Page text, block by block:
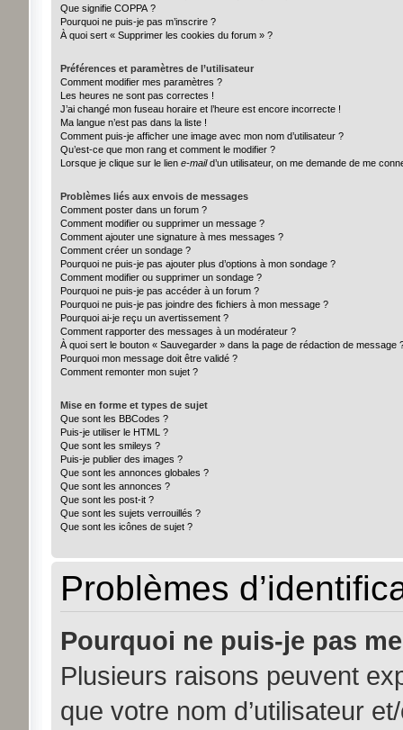
Que signifie COPPA ?
Pourquoi ne puis-je pas m’inscrire ?
À quoi sert « Supprimer les cookies du forum » ?
Préférences et paramètres de l’utilisateur
Comment modifier mes paramètres ?
Les heures ne sont pas correctes !
J’ai changé mon fuseau horaire et l’heure est encore incorrecte !
Ma langue n’est pas dans la liste !
Comment puis-je afficher une image avec mon nom d’utilisateur ?
Qu’est-ce que mon rang et comment le modifier ?
Lorsque je clique sur le lien e-maild’un utilisateur, on me demande de me
Problèmes liés aux envois de messages
Comment poster dans un forum ?
Comment modifier ou supprimer un message ?
Comment ajouter une signature à mes messages ?
Comment créer un sondage ?
Pourquoi ne puis-je pas ajouter plus d’options à mon sondage ?
Comment modifier ou supprimer un sondage ?
Pourquoi ne puis-je pas accéder à un forum ?
Pourquoi ne puis-je pas joindre des fichiers à mon message ?
Pourquoi ai-je reçu un avertissement ?
Comment rapporter des messages à un modérateur ?
À quoi sert le bouton « Sauvegarder » dans la page de rédaction de message
Pourquoi mon message doit être validé ?
Comment remonter mon sujet ?
Mise en forme et types de sujet
Que sont les BBCodes ?
Puis-je utiliser le HTML ?
Que sont les smileys ?
Puis-je publier des images ?
Que sont les annonces globales ?
Que sont les annonces ?
Que sont les post-it ?
Que sont les sujets verrouillés ?
Que sont les icônes de sujet ?
Problèmes
Pourquoi ne puis-je pas
Plusieurs raisons peuvent
que votre nom d’utilisateur